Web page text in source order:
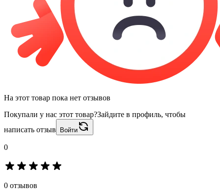
На этот товар пока нет отзывов
Покупали у нас этот товар?Зайдите в профиль, чтобы
написать отзыв
Войти
0
0 отзывов